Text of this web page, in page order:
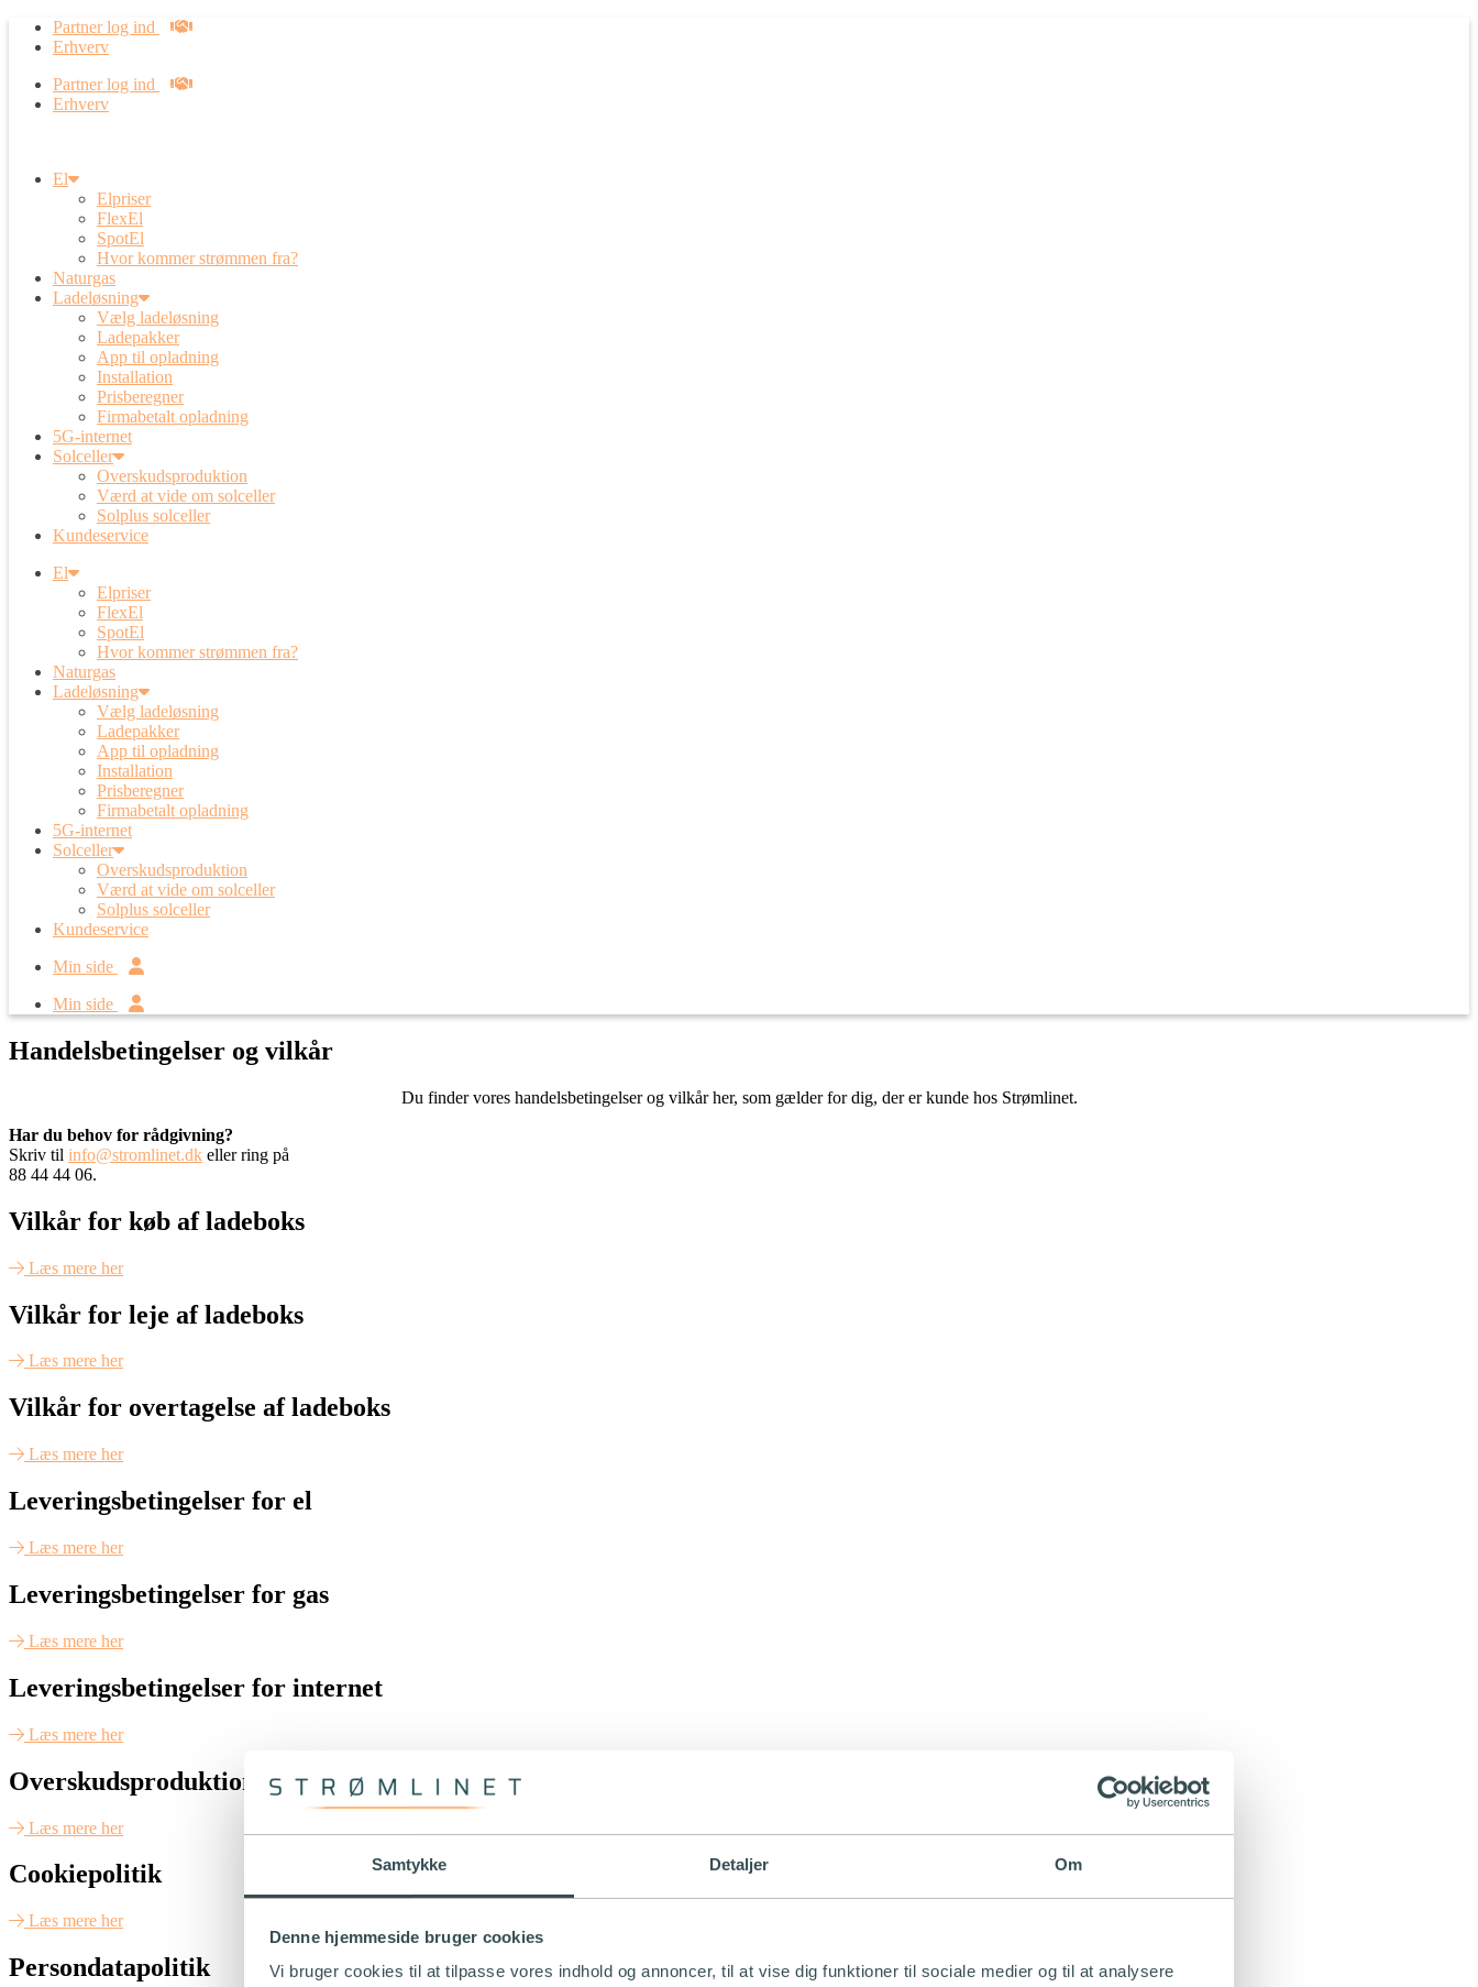
Samtykke Detaljer Om
Denne hjemmeside bruger cookies
Vi bruger cookies til at tilpasse vores indhold og annoncer, til at vise dig funktioner til sociale medier og til at analysere
Partner log ind
Erhverv
Partner log ind
Erhverv
El
Elpriser
FlexEl
SpotEl
Hvor kommer strømmen fra?
Naturgas
Ladeløsning
Vælg ladeløsning
Ladepakker
App til opladning
Installation
Prisberegner
Firmabetalt opladning
5G-internet
Solceller
Overskudsproduktion
Værd at vide om solceller
Solplus solceller
Kundeservice
El
Elpriser
FlexEl
SpotEl
Hvor kommer strømmen fra?
Naturgas
Ladeløsning
Vælg ladeløsning
Ladepakker
App til opladning
Installation
Prisberegner
Firmabetalt opladning
5G-internet
Solceller
Overskudsproduktion
Værd at vide om solceller
Solplus solceller
Kundeservice
Min side
Min side
Handelsbetingelser og vilkår
Du finder vores handelsbetingelser og vilkår her, som gælder for dig, der er kunde hos Strømlinet.
Har du behov for rådgivning?
Skriv til info@stromlinet.dk eller ring på
88 44 44 06.
Vilkår for køb af ladeboks
Læs mere her
Vilkår for leje af ladeboks
Læs mere her
Vilkår for overtagelse af ladeboks
Læs mere her
Leveringsbetingelser for el
Læs mere her
Leveringsbetingelser for gas
Læs mere her
Leveringsbetingelser for internet
Læs mere her
Overskudsproduktion
Læs mere her
Cookiepolitik
Læs mere her
Persondatapolitik